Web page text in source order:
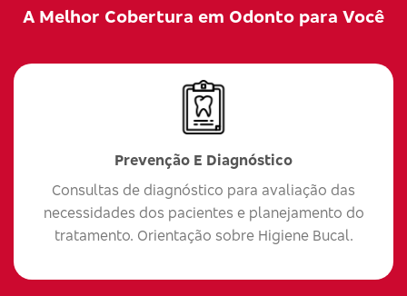
A Melhor Cobertura em Odonto para Você
Prevenção E Diagnóstico
Consultas de diagnóstico para avaliação das
necessidades dos pacientes e planejamento do
tratamento. Orientação sobre Higiene Bucal.